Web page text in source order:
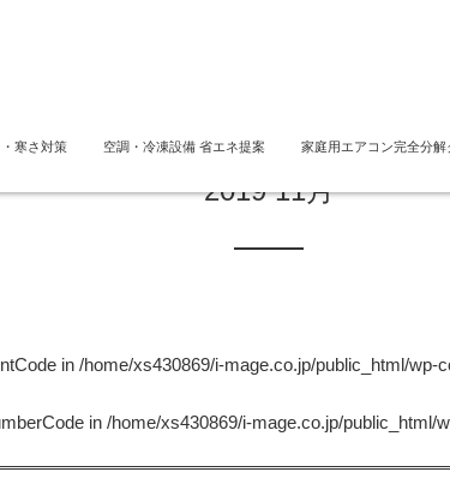
寒さ対策 空調・冷凍設備 省エネ提案 家庭用エアコン完全分
2019 11月
in /home/xs430869/i-mage.co.jp/public_html/wp-
in /home/xs430869/i-mage.co.jp/public_html/